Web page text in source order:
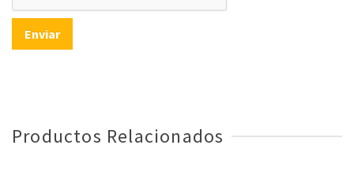
Productos Relacionados